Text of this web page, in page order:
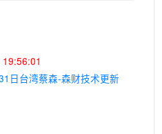
日台湾蔡森-森财技术更新